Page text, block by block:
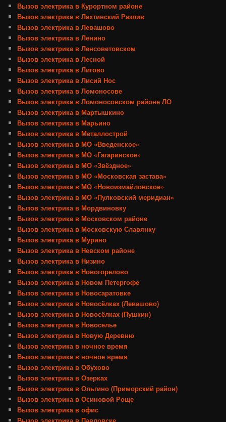
Вызов электрика в Курортном районе
Вызов электрика в Лахтинский Разлив
Вызов электрика в Левашово
Вызов электрика в Ленино
Вызов электрика в Ленсоветовском
Вызов электрика в Лесной
Вызов электрика в Лигово
Вызов электрика в Лисий Нос
Вызов электрика в Ломоносове
Вызов электрика в Ломоносовском районе ЛО
Вызов электрика в Мартышкино
Вызов электрика в Марьино
Вызов электрика в Металлострой
Вызов электрика в МО «Введенское»
Вызов электрика в МО «Гагаринское»
Вызов электрика в МО «Звёздное»
Вызов электрика в МО «Московская застава»
Вызов электрика в МО «Новоизмайловское»
Вызов электрика в МО «Пулковский меридиан»
Вызов электрика в Мордвиновку
Вызов электрика в Московском районе
Вызов электрика в Московскую Славянку
Вызов электрика в Мурино
Вызов электрика в Невском районе
Вызов электрика в Низино
Вызов электрика в Новогорелово
Вызов электрика в Новом Петергофе
Вызов электрика в Новосаратовке
Вызов электрика в Новосёлках (Левашово)
Вызов электрика в Новосёлках (Пушкин)
Вызов электрика в Новоселье
Вызов электрика в Новую Деревню
Вызов электрика в ночное время
Вызов электрика в ночное время
Вызов электрика в Обухово
Вызов электрика в Озерках
Вызов электрика в Ольгино (Приморский район)
Вызов электрика в Осиновой Роще
Вызов электрика в офис